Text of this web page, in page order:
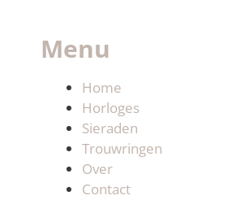
Menu
Home
Horloges
Sieraden
Trouwringen
Over
Contact